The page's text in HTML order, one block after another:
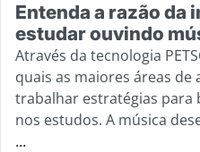
Entenda a razão da
estudar ouvindo
Através da tecnologia
quais as maiores áreas
trabalhar estratégias para
nos estudos. A música
...